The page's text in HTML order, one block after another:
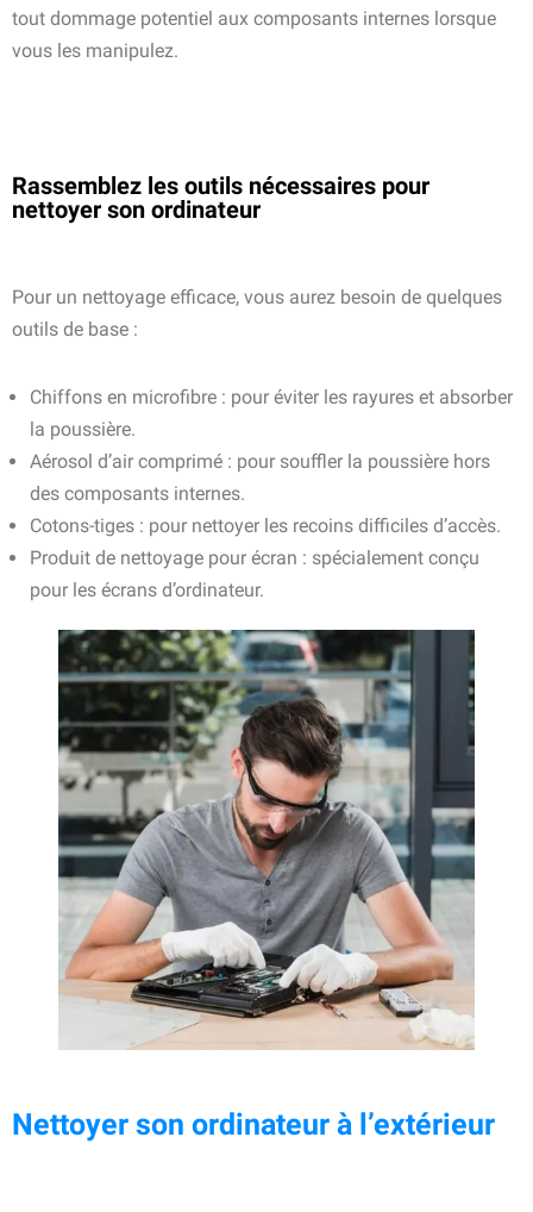
tout dommage potentiel aux composants internes lorsque
vous les manipulez.
Rassemblez les outils nécessaires pour
nettoyer son ordinateur
Pour un nettoyage efficace, vous aurez besoin de quelques
outils de base :
Chiffons en microfibre : pour éviter les rayures et absorber
la poussière.
Aérosol d’air comprimé : pour souffler la poussière hors
des composants internes.
Cotons-tiges : pour nettoyer les recoins difficiles d’accès.
Produit de nettoyage pour écran : spécialement conçu
pour les écrans d’ordinateur.
Nettoyer son ordinateur à l’extérieur